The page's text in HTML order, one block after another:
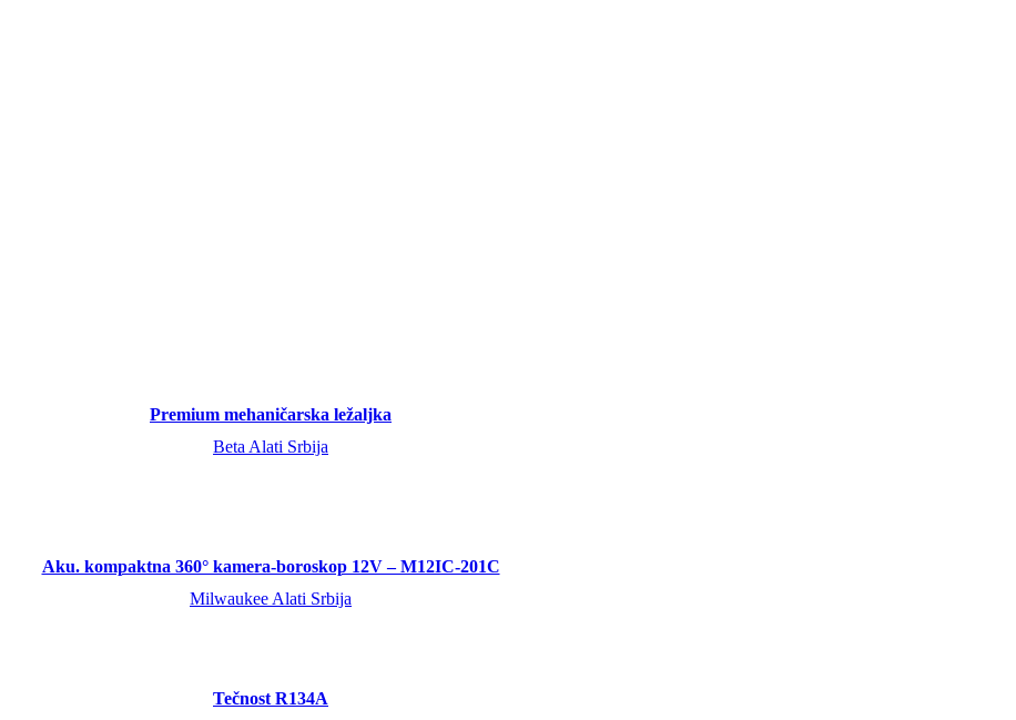
Premium mehaničarska ležaljka
Beta Alati Srbija
Aku. kompaktna 360° kamera-boroskop 12V – M12IC-201C
Milwaukee Alati Srbija
Tečnost R134A